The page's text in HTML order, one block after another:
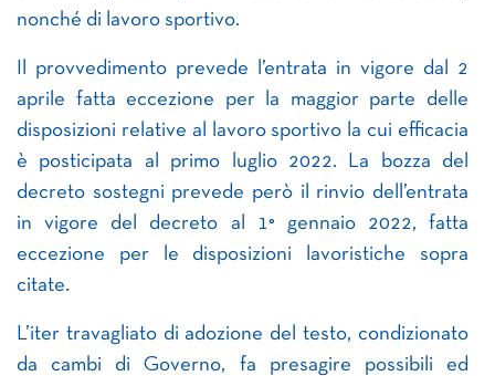
nonché di lavoro sportivo.
Il provvedimento prevede l’entrata in vigore dal 2
aprile fatta eccezione per la maggior parte delle
disposizioni relative al lavoro sportivo la cui efficacia
è posticipata al primo luglio 2022. La bozza del
decreto sostegni prevede però il rinvio dell’entrata
in vigore del decreto al 1° gennaio 2022, fatta
eccezione per le disposizioni lavoristiche sopra
citate.
L’iter travagliato di adozione del testo, condizionato
da cambi di Governo, fa presagire possibili ed